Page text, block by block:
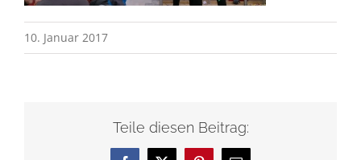
10. Januar 2017
Teile diesen Beitrag: